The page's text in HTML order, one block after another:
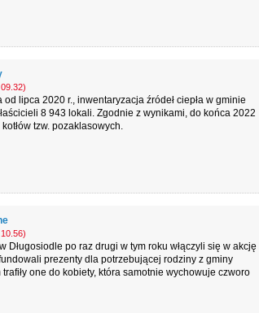
od lipca 2020 r., inwentaryzacja źródeł ciepła w gminie
8 943 lokali. Zgodnie z wynikami, do końca 2022
tzw. pozaklasowych.
Długosiodle po raz drugi w tym roku włączyli się w akcję
prezenty dla potrzebującej rodziny z gminy
trafiły one do kobiety, która samotnie wychowuje czworo